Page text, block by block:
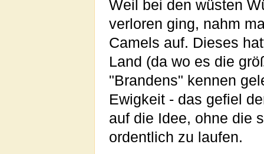
Weil bei den wüsten
verloren ging, nahm
Camels auf. Dieses
Land (da wo es die
"Brandens" kennen
Ewigkeit - das gefiel
auf die Idee, ohne die
ordentlich zu laufen.